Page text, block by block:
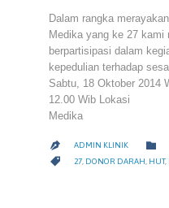
Dalam rangka
Medika yang ke 27
berpartisipasi dalam
kepedulian terhadap
Sabtu, 18 Oktober
12.00 Wib Lokasi :
Medika
 ADMIN KLINIK 
 CATEGORY
27 DONOR DARAH HUT,